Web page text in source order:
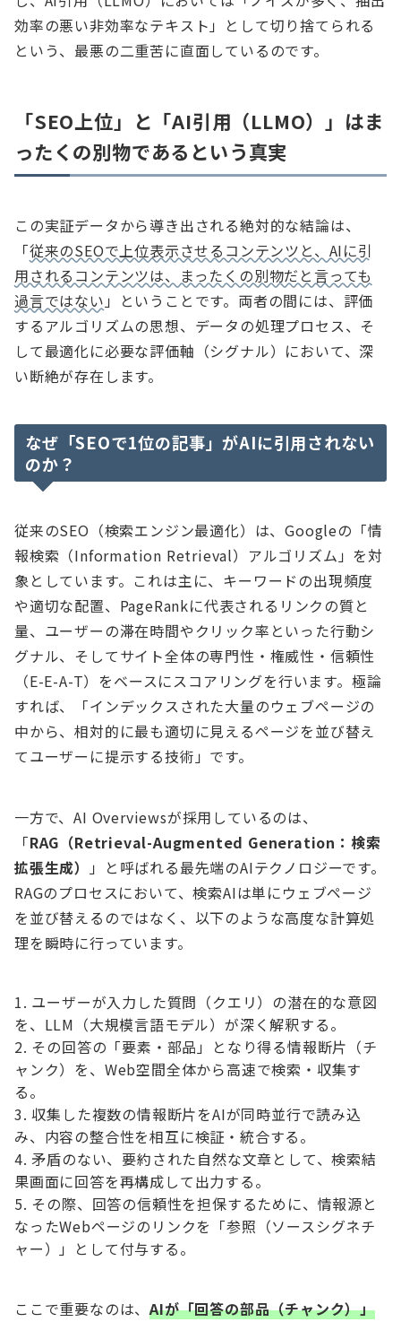
効率の悪い非効率なテキスト」として切り捨てられる
という、最悪の二重苦に直面しているのです。
「SEO上位」と「AI引用（LLMO）」はま
ったくの別物であるという真実
この実証データから導き出される絶対的な結論は、
「従来のSEOで上位表示させるコンテンツと、AIに引
用されるコンテンツは、まったくの別物だと言っても
過言ではない 」ということです。両者の間には、評価
するアルゴリズムの思想、データの処理プロセス、そ
して最適化に必要な評価軸（シグナル）において、深
い断絶が存在します。
なぜ「SEOで1位の記事」がAIに引用されない
のか？
従来のSEO（検索エンジン最適化）は、Googleの「情
報検索（Information Retrieval）アルゴリズム」を対
象としています。これは主に、キーワードの出現頻度
や適切な配置、PageRankに代表されるリンクの質と
量、ユーザーの滞在時間やクリック率といった行動シ
グナル、そしてサイト全体の専門性・権威性・信頼性
（E-E-A-T）をベースにスコアリングを行います。極論
すれば、「インデックスされた大量のウェブページの
中から、相対的に最も適切に見えるページを並び替え
てユーザーに提示する技術」です。
一方で、AI Overviewsが採用しているのは、
「RAG（Retrieval-Augmented Generation：検索
拡張生成）
」と呼ばれる最先端のAIテクノロジーです。
RAGのプロセスにおいて、検索AIは単にウェブページ
を並び替えるのではなく、以下のような高度な計算処
理を瞬時に行っています。
ユーザーが入力した質問（クエリ）の潜在的な意図
を、LLM（大規模言語モデル）が深く解釈する。
その回答の「要素・部品」となり得る情報断片（チ
ャンク）を、Web空間全体から高速で検索・収集す
る。
収集した複数の情報断片をAIが同時並行で読み込
み、内容の整合性を相互に検証・統合する。
矛盾のない、要約された自然な文章として、検索結
果画面に回答を再構成して出力する。
その際、回答の信頼性を担保するために、情報源と
なったWebページのリンクを「参照（ソースシグネチ
ャー）」として付与する。
ここで重要なのは、AIが「回答の部品（チャンク）」